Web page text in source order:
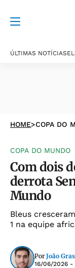
ÚLTIMAS NOTÍCIAS
HOME>COPA DO
COPA DO MUNDO
Com dois
derrota
Mundo
Bleus
1 na equipe
Por João
16/06/2026 -